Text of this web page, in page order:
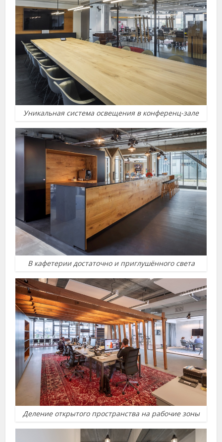
Уникальная система освещения в конференц-зале
В кафетерии достаточно и приглушённого света
Деление открытого пространства на рабочие зоны